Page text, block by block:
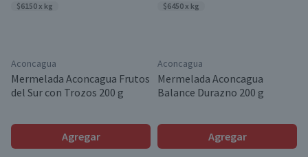
$6150 x kg
Aconcagua
Mermelada Aconcagua Frutos
del Sur con Trozos 200 g
Agregar
$6450 x kg
Aconcagua
Mermelada Aconcagua
Balance Durazno 200 g
Agregar